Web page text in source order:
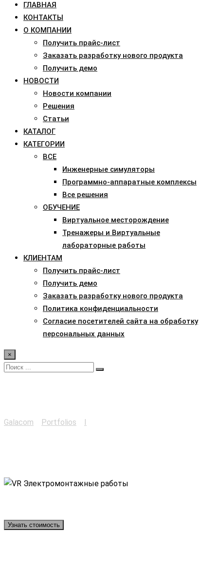
ГЛАВНАЯ
КОНТАКТЫ
О КОМПАНИИ
Получить прайс-лист
Заказать разработку нового продукта
Получить демо
НОВОСТИ
Новости компании
Решения
Статьи
КАТАЛОГ
КАТЕГОРИИ
ВСЕ
Инженерные симуляторы
Программно-аппаратные комплексы
Все решения
ОБУЧЕНИЕ
Виртуальное месторождение
Тренажеры и Виртуальные
лабораторные работы
КЛИЕНТАМ
Получить прайс-лист
Получить демо
Заказать разработку нового продукта
Политика конфиденциальности
Согласие посетителей сайта на обработку
персональных данных
×
Galacom Portfolios I
Узнать стоимость